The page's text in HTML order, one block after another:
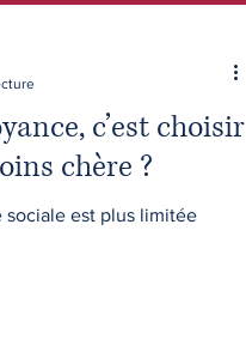
c’est choisir
chère ?
sociale est plus limitée